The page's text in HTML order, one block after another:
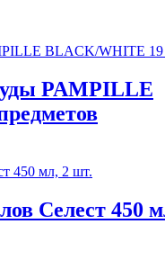
PAMPILLE
Селест 450